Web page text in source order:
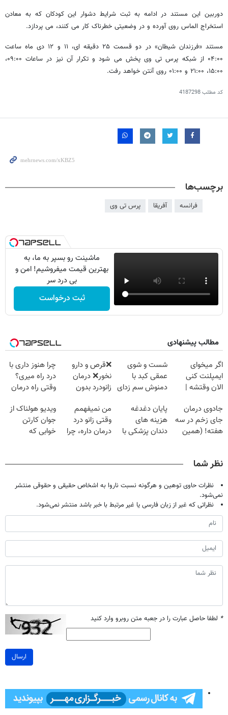
دوربین این مستند در ادامه به ثبت شرایط دشوار این کودکان که به معادن
استخراج الماس روی آورده و در وضعیتی خطرناک کار می کنند، می پردازد.
مستند «فرزندان شیطان» در دو قسمت ۲۵ دقیقه ای، ۱۱ و ۱۲ دی ماه ساعت
۰۴:۰۰ از شبکه پرس تی وی پخش می شود و تکرار آن نیز در ساعات ۰۹:۰۰،
۱۵:۰۰، ۲۱:۰۰ و ۰۱:۰۰ روی آنتن خواهد رفت.
کد مطلب4187298
برچسب‌ها
فرانسه آفریقا پرس تی وی
ماشینت رو بسپر به ما، به
بهترین قیمت میفروشیم! امن و
بی درد سر
ثبت درخواست
مطالب پیشنهادی
اگر میخوای
ایمپلنت کنی
الان وقتشه |
میلیون تومان!!!
شست و شوی
عمقی کبد با
دمنوش سم زدای
❌قرص‌ و دارو
نخور❌ درمان
زانودرد بدون
چرا هنوز داری با
درد راه میری؟
وقتی راه درمان
جادوی درمان
جای زخم در سه
هفته! (همین
پایان دغدغه
هزینه های
دندان پزشکی با
من نمیفهمم
وقتی زانو درد
درمان داره، چرا
ویدیو هولناک از
جوان کارتن
خوابی که
نظر شما
نظرات حاوی توهین و هرگونه نسبت ناروا به اشخاص حقیقی و حقوقی منتشر
نمی‌شود.
نظراتی که غیر از زبان فارسی یا غیر مرتبط با خبر باشد منتشر نمی‌شود.
* لطفا حاصل عبارت را در جعبه متن روبرو وارد کنید
ارسال